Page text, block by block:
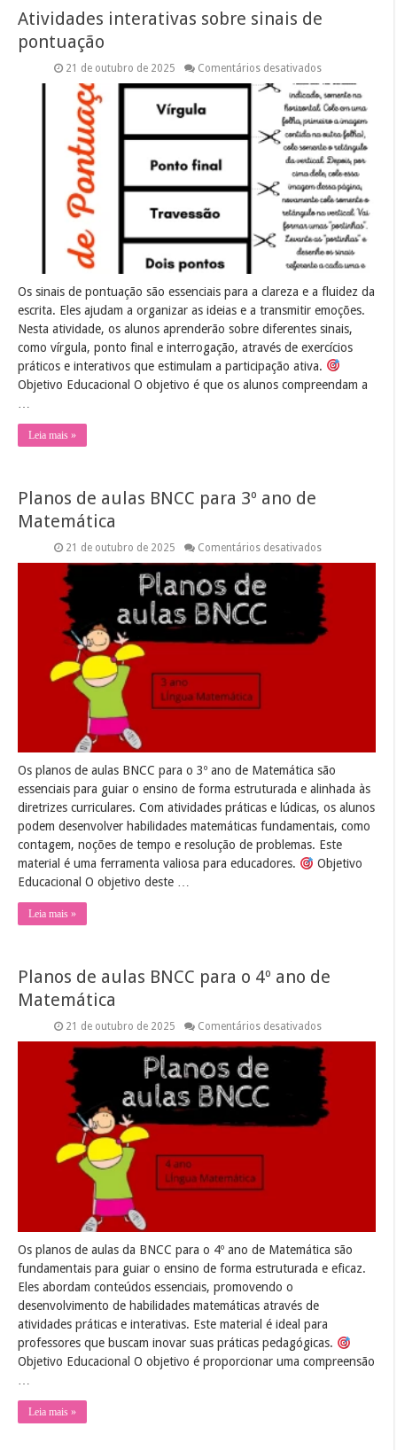
Atividades interativas sobre sinais de
pontuação
21 de outubro de 2025 Comentários desativadosem
interativas
sobre
sinais
de
pontuação
Os sinais de pontuação são essenciais para a clareza e a fluidez da
escrita. Eles ajudam a organizar as ideias e a transmitir emoções.
Nesta atividade, os alunos aprenderão sobre diferentes sinais,
como vírgula, ponto final e interrogação, através de exercícios
práticos e interativos que estimulam a participação ativa.
Objetivo Educacional O objetivo é que os alunos compreendam a
Leia mais »
Planos de aulas BNCC para 3º ano de
Matemática
21 de outubro de 2025 Comentários desativadosem
de
aulas
BNCC
para
3º
ano
Os planos de aulas BNCC para o 3º ano de Matemática são
essenciais para guiar o ensino de forma estruturada e alinhada às
diretrizes curriculares. Com atividades práticas e lúdicas, os alunos
podem desenvolver habilidades matemáticas fundamentais, como
contagem, noções de tempo e resolução de problemas. Este
material é uma ferramenta valiosa para educadores.
Objetivo
Educacional O objetivo deste …
Leia mais »
Planos de aulas BNCC para o 4º ano de
Matemática
21 de outubro de 2025 Comentários desativadosem
de
aulas
BNCC
para
o
4º
ano
Os planos de aulas da BNCC para o 4º ano de Matemática são
fundamentais para guiar o ensino de forma estruturada e eficaz.
Eles abordam conteúdos essenciais, promovendo o
desenvolvimento de habilidades matemáticas através de
atividades práticas e interativas. Este material é ideal para
professores que buscam inovar suas práticas pedagógicas.
Objetivo Educacional O objetivo é proporcionar uma compreensão
Leia mais »